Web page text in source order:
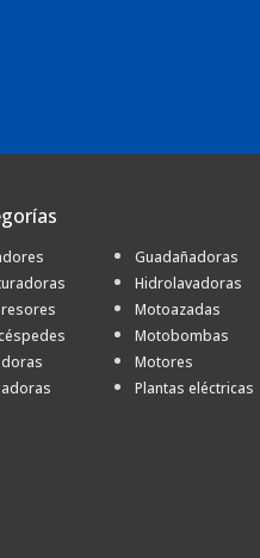
Guadañadoras
Hidrolavadoras
Motoazadas
Motobombas
Motores
Plantas eléctricas